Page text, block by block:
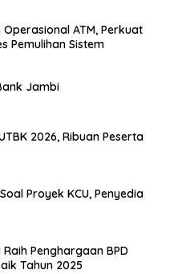
ATM, Perkuat
Pemulihan Sistem
Jambi
2026, Ribuan Peserta
Proyek KCU, Penyedia
Penghargaan BPD
Tahun 2025